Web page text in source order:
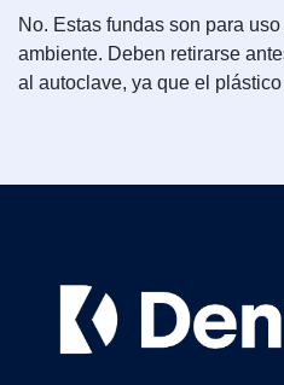
No. Estas fundas son para
ambiente. Deben retirarse
al autoclave, ya que el